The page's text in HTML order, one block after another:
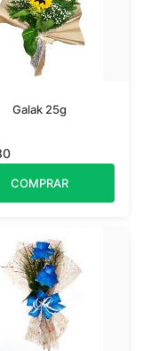
Galak 25g
COMPRAR